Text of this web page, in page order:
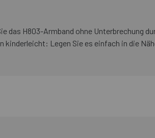
das H803-Armband ohne Unterbrechung
Legen Sie es einfach in die